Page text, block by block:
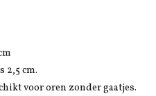
2,5 cm.
voor oren zonder gaatjes.